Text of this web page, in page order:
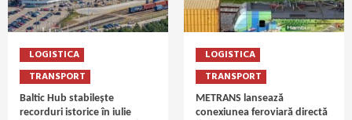
LOGISTICA
TRANSPORT
Baltic Hub stabilește
recorduri istorice în iulie
LOGISTICA
TRANSPORT
METRANS lansează
conexiunea feroviară directă